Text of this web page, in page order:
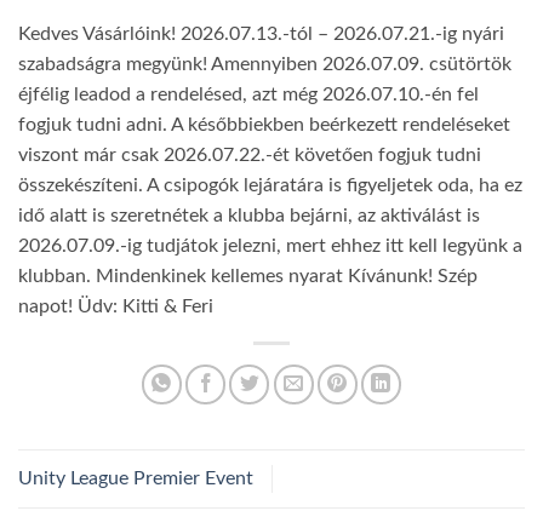
Kedves Vásárlóink! 2026.07.13.-tól – 2026.07.21.-ig nyári
szabadságra megyünk! Amennyiben 2026.07.09. csütörtök
éjfélig leadod a rendelésed, azt még 2026.07.10.-én fel
fogjuk tudni adni. A későbbiekben beérkezett rendeléseket
viszont már csak 2026.07.22.-ét követően fogjuk tudni
összekészíteni. A csipogók lejáratára is figyeljetek oda, ha ez
idő alatt is szeretnétek a klubba bejárni, az aktiválást is
2026.07.09.-ig tudjátok jelezni, mert ehhez itt kell legyünk a
klubban. Mindenkinek kellemes nyarat Kívánunk! Szép
napot! Üdv: Kitti & Feri
Unity League Premier Event